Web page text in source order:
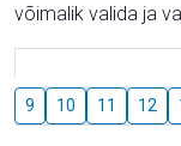
võimalik valida ja
9 10 11 12